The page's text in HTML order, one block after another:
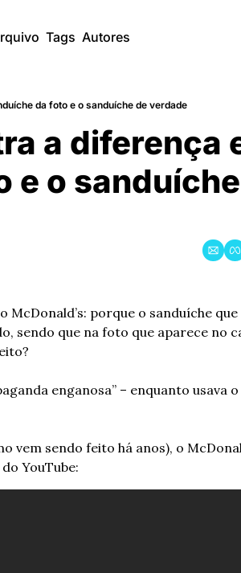
Tags Autores
da foto e o sanduíche de verdade
a diferença
e o
porque o sanduíche que
enganosa” – enquanto usava
vem sendo feito há anos), o
YouTube: